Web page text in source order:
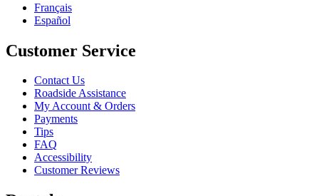
Français
Español
Customer Service
Contact Us
Roadside Assistance
My Account & Orders
Payments
Tips
FAQ
Accessibility
Customer Reviews